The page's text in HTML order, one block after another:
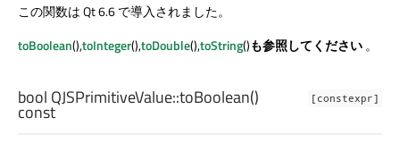
この関数は Qt 6.6 で導入されました。
toBoolean(),toInteger(),toDouble(),toString()も参照してください。
[constexpr]
bool QJSPrimitiveValue::toBoolean()
const